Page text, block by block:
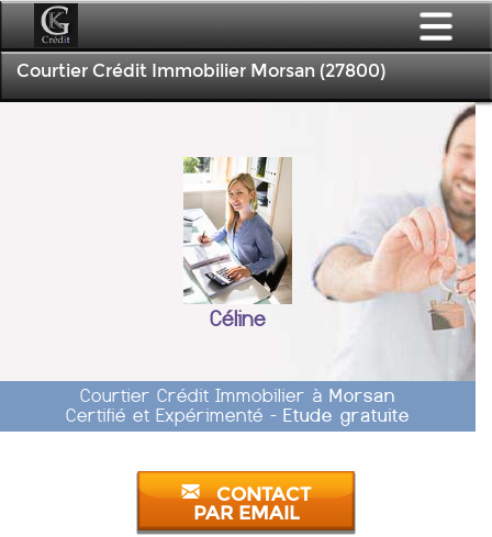
Courtier Crédit Immobilier Morsan (27800)
Céline
Courtier Crédit Immobilier à Morsan
Certifié et Expérimenté - Etude gratuite
CONTACT
PAR EMAIL